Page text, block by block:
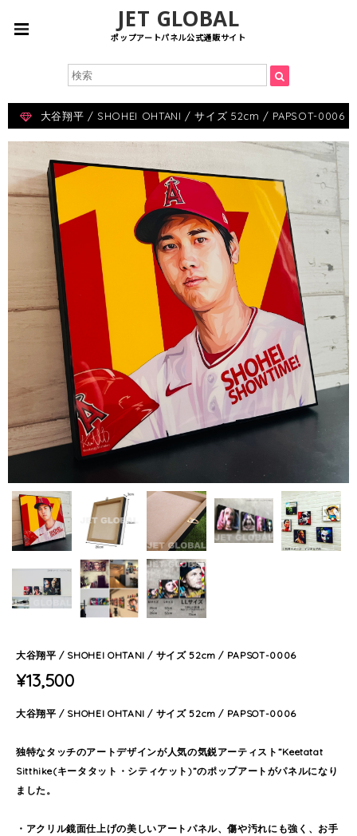
JET GLOBAL
ポップアートパネル公式通販サイト
大谷翔平 / SHOHEI OHTANI / サイズ 52cm / PAPSOT-0006
大谷翔平 / SHOHEI OHTANI / サイズ 52cm / PAPSOT-0006
¥13,500
大谷翔平 / SHOHEI OHTANI / サイズ 52cm / PAPSOT-0006
独特なタッチのアートデザインが人気の気鋭アーティスト”Keetatat
Sitthike(キータタット・シティケット)”のポップアートがパネルになり
ました。
・アクリル鏡面仕上げの美しいアートパネル、傷や汚れにも強く、お手